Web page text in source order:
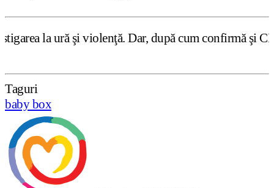
violenţă. Dar, după cum confirmă şi CEDO în
Taguri
baby box